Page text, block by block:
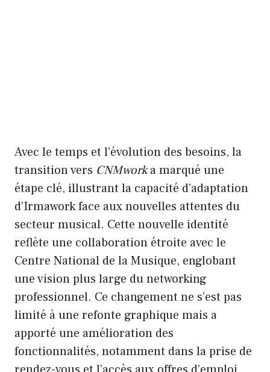
Avec le temps et l’évolution des besoins, la
transition vers CNMworka marqué une
étape clé, illustrant la capacité d’adaptation
d’Irmawork face aux nouvelles attentes du
secteur musical. Cette nouvelle identité
reflète une collaboration étroite avec le
Centre National de la Musique, englobant
une vision plus large du networking
professionnel. Ce changement ne s’est pas
limité à une refonte graphique mais a
apporté une amélioration des
fonctionnalités, notamment dans la prise de